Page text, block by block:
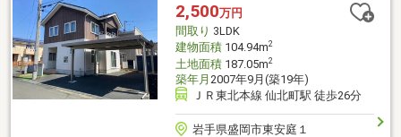
2,500万円
間取り 3LDK
建物面積104.94m2
土地面積187.05m2
築年月 2007年9月(築19年)
ＪＲ東北本線 仙北町駅 徒歩26分
岩手県盛岡市東安庭１